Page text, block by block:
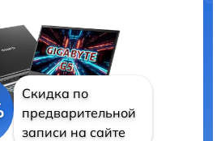
Скидка по
предварительной
записи на сайте